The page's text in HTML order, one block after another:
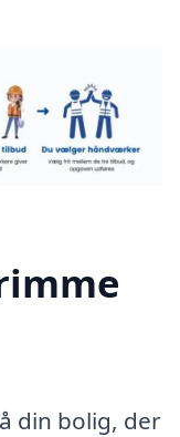
din bolig, der